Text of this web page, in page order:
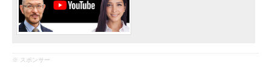
※ スポンサー